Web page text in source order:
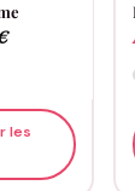
les